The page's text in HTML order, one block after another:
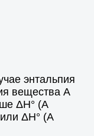
энтальпия
вещества А
ΔH° (A
ΔH° (А